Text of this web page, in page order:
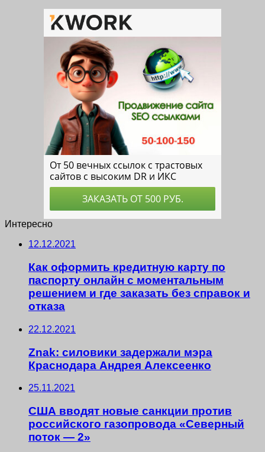
Интересно
12.12.2021
Как оформить кредитную карту по
паспорту онлайн с моментальным
решением и где заказать без справок и
отказа
22.12.2021
Znak: силовики задержали мэра
Краснодара Андрея Алексеенко
25.11.2021
США вводят новые санкции против
российского газопровода «Северный
поток — 2»